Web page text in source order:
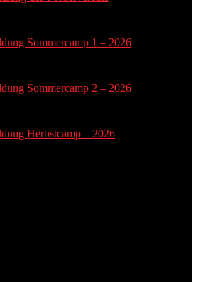
Sommercamp 1 – 2026
Sommercamp 2 – 2026
Herbstcamp – 2026